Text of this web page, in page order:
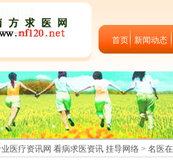
首页 新闻动态
医疗资讯网 看病求医资讯 挂导网络 > 名医